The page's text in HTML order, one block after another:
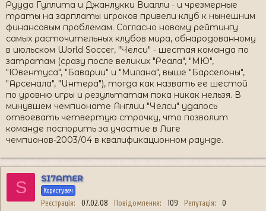
Рууда Гуллита и Джанлукки Виалли - и чрезмерные
траты на зарплаты игроков привели клуб к нынешним
финансовым проблемам. Согласно новому рейтингу
самых расточительных клубов мира, обнародованному
в июльском World Soccer, "Челси" - шестая команда по
затратам (сразу после великих "Реала", "МЮ",
"Ювентуса", "Баварии" и "Милана", выше "Барселоны",
"Арсенала", "Интера"), тогда как назвать ее шестой
по уровню игры и результатам пока никак нельзя. В
минувшем чемпионате Англии "Челси" удалось
отвоевать четвертую строчку, что позволит
команде поспорить за участие в Лиге
чемпионов-2003/04 в квалификационном раунде.
S SI7AMER
Користувач
Реєстрація 07.02.08 Повідомлення 109 Репутація 0